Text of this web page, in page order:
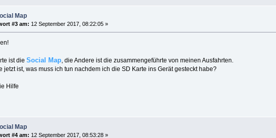
Map
#3 am: 12 September 2017, 08:22:05 »
ist dieSocial Map, die Andere ist die zusammengeführte von meinen Ausfahrten.
jetzt ist, was muss ich tun nachdem ich die SD Karte ins Gerät gesteckt habe?
Hilfe
Map
#4 am: 12 September 2017, 08:53:28 »